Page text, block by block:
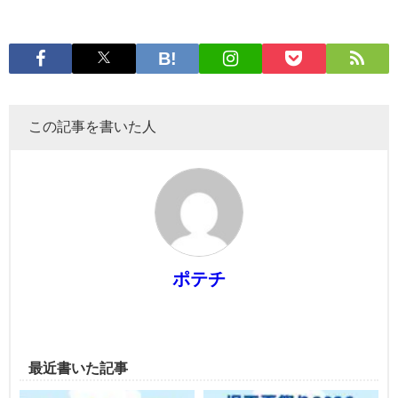
この記事を書いた人
ポテチ
最近書いた記事